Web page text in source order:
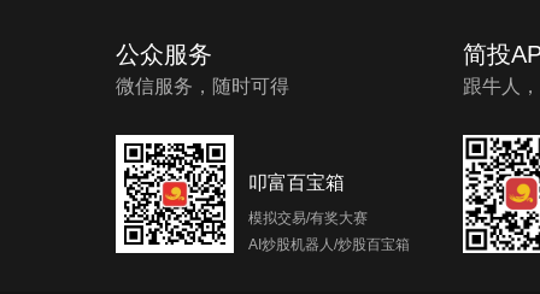
公众服务
微信服务，随时可得
叩富百宝箱
模拟交易/有奖大赛
AI炒股机器人/炒股百宝箱
简投
跟牛人